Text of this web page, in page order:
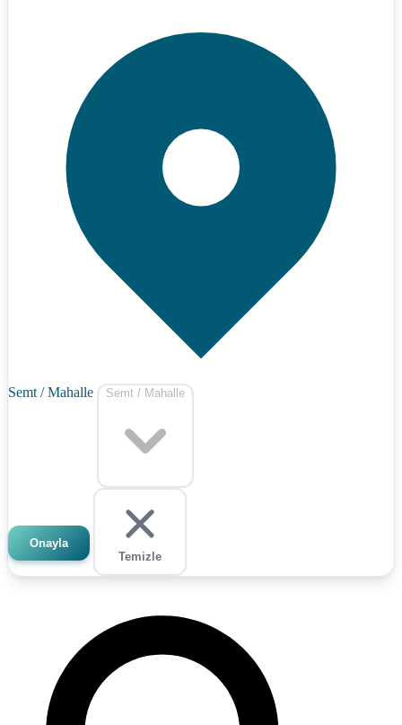
Semt / Mahalle Semt / Mahalle
Onayla
Temizle